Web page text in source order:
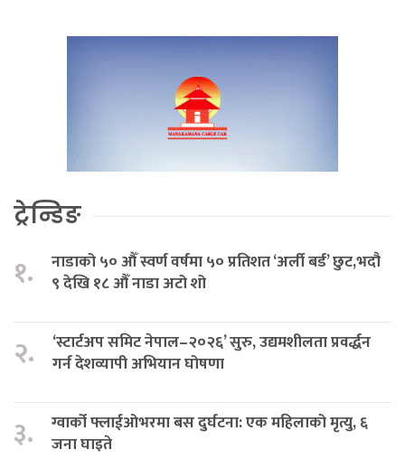
ट्रेन्डिङ
१.
नाडाको ५० औँ स्वर्ण वर्षमा ५० प्रतिशत ‘अर्ली बर्ड’ छुट,भदौ
९ देखि १८ औँ नाडा अटो शो
२.
‘स्टार्टअप समिट नेपाल–२०२६’ सुरु, उद्यमशीलता प्रवर्द्धन
गर्न देशव्यापी अभियान घोषणा
३.
ग्वार्को फ्लाईओभरमा बस दुर्घटना: एक महिलाको मृत्यु, ६
जना घाइते